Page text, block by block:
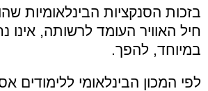
בזכות הסנקציות הבינלאומיות
חיל האוויר העומד לרשותה,
במיוחד, להפך.
לפי המכון הבינלאומי ללימודים